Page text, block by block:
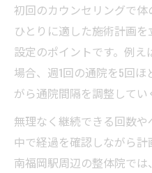
初回のカウンセリングで
ひとりに適した施術計画
設定のポイントです。例
場合、週1回の通院を5回
がら通院間隔を調整してい
無理なく継続できる回数
中で経過を確認しながら計
南福岡駅周辺の整体院で